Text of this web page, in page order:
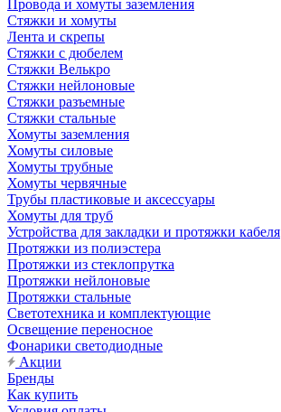
Провода и хомуты заземления
Стяжки и хомуты
Лента и скрепы
Стяжки c дюбелем
Стяжки Велькро
Стяжки нейлоновые
Стяжки разъемные
Стяжки стальные
Хомуты заземления
Хомуты силовые
Хомуты трубные
Хомуты червячные
Трубы пластиковые и аксессуары
Хомуты для труб
Устройства для закладки и протяжки кабеля
Протяжки из полиэстера
Протяжки из стеклопрутка
Протяжки нейлоновые
Протяжки стальные
Светотехника и комплектующие
Освещение переносное
Фонарики светодиодные
Акции
Бренды
Как купить